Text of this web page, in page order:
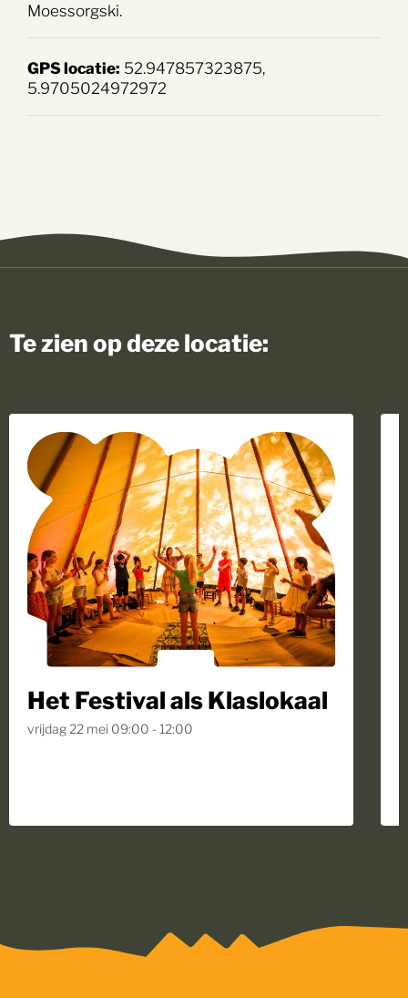
Zoek
Moessorgski.
GPS locatie: 52.947857323875,
5.9705024972972
Te zien op deze locatie:
Het Festival als Klaslokaal
vrijdag 22 mei 09:00 - 12:00